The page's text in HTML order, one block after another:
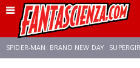
SPIDER-MAN: BRAND NEW DAY